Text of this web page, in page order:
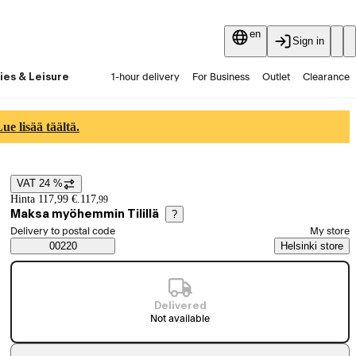
en
Sign in
& Leisure 1-hour delivery For Business Outlet Clearance
lisää täältä.
Price details
VAT 24 %
Hinta 117,99 €. 117,99
Maksa myöhemmin Tilillä ?
Saatavuustiedot
Select order method
Delivery to postal code
00220
My store
Helsinki store
Delivered
Not available